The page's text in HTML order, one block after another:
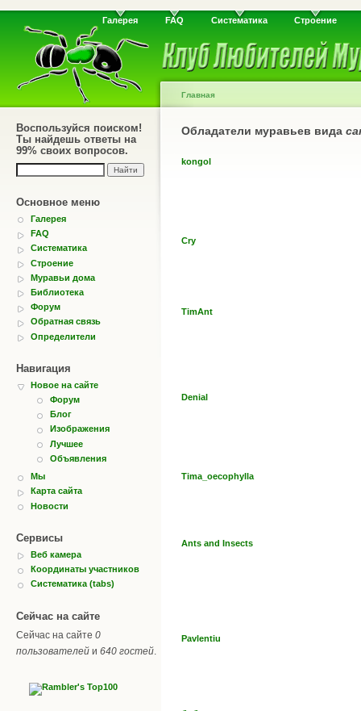
Галерея FAQ Систематика Строение
Воспользуйся поиском!
Ты найдешь ответы на
99% своих вопросов.
Основное меню
Галерея
FAQ
Систематика
Строение
Муравьи дома
Библиотека
Форум
Обратная связь
Определители
Навигация
Новое на сайте
Форум
Блог
Изображения
Лучшее
Объявления
Мы
Карта сайта
Новости
Сервисы
Веб камера
Координаты участников
Систематика (tabs)
Сейчас на сайте
Сейчас на сайте 0
пользователей и 640 гостей
Главная
Обладатели муравьев вида
kongol
Cry
TimAnt
Denial
Tima_oecophylla
Ants and Insects
Pavlentiu